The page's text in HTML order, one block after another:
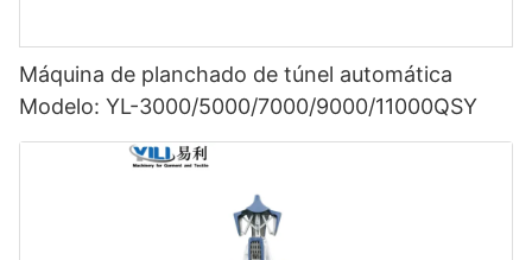
Máquina de planchado de túnel automática
Modelo: YL-3000/5000/7000/9000/11000QSY